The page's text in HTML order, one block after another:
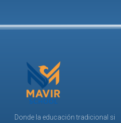
Donde la educación tradicional si